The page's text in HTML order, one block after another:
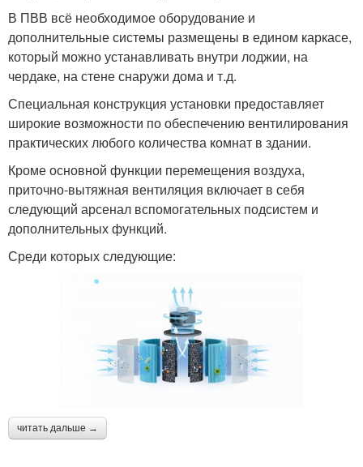
В ПВВ всё необходимое оборудование и
дополнительные системы размещены в едином каркасе,
который можно устанавливать внутри лоджии, на
чердаке, на стене снаружи дома и т.д.
Специальная конструкция установки предоставляет
широкие возможности по обеспечению вентилирования
практических любого количества комнат в здании.
Кроме основной функции перемещения воздуха,
приточно-вытяжная вентиляция включает в себя
следующий арсенал вспомогательных подсистем и
дополнительных функций.
Среди которых следующие:
читать дальше →